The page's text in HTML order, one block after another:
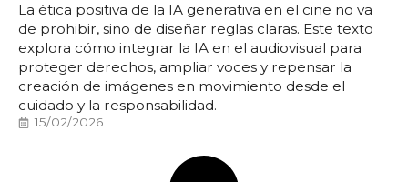
La ética positiva de la IA generativa en el cine no va
de prohibir, sino de diseñar reglas claras. Este texto
explora cómo integrar la IA en el audiovisual para
proteger derechos, ampliar voces y repensar la
creación de imágenes en movimiento desde el
cuidado y la responsabilidad.
15/02/2026